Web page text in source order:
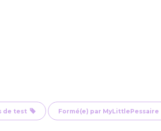
de test Formé(e) par MyLittlePessaire